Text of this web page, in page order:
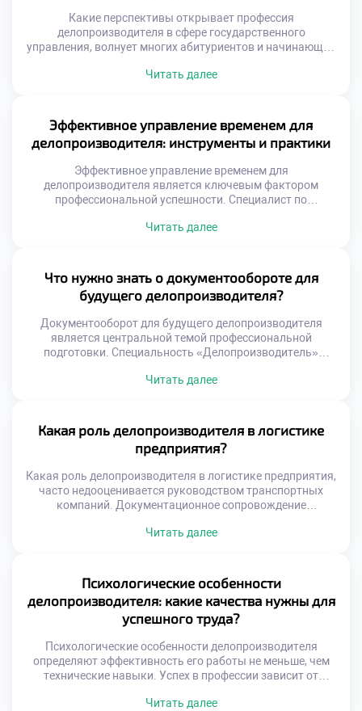
Какие перспективы открывает профессия
делопроизводителя в сфере государственного
управления, волнует многих абитуриентов и начинающих
ассоциируется со стабильностью и социальными
Делопроизводство здесь является фундаментом всей
управленческой вертикали власти. Без качественного
документационного обеспечения функционирование
аппарата невозможно. Специалист выступает связующим
звеном между законом […]
Читать далее
Эффективное управление временем для
делопроизводителя: инструменты и практики
Эффективное управление временем для
делопроизводителя является ключевым фактором
профессиональной успешности. Специалист по
обрабатывает огромные массивы входящей информации.
позволяет сохранять высокую продуктивность без
эмоционального выгорания и стресса. Грамотная
организация личного времени напрямую влияет на
качество документов и скорость реакций. Хаотичная
спешка неизбежно […]
Читать далее
Что нужно знать о документообороте для
будущего делопроизводителя?
Документооборот для будущего делопроизводителя
является центральной темой профессиональной
подготовки. Специальность «Делопроизводитель»
внутри организации. Без этих знаний невозможно
в техникум именно ради освоения данной дисциплины.
Учебный курс раскрывает все тонкости регистрации и
контроля документов. Студенты учатся управлять
Читать далее
Какая роль делопроизводителя в логистике
предприятия?
Какая роль делопроизводителя в логистике предприятия,
часто недооценивается руководством транспортных
компаний. Документационное сопровождение
снабжения. Без грамотного оформления бумаг движение
логистической операции. Его работа напрямую влияет на
скорость доставки и финансовые результаты. Ошибки в
документах ведут к простоям транспорта и штрафам.
Делопроизводитель выступает гарантом […]
Читать далее
Психологические особенности
делопроизводителя: какие качества нужны для
успешного труда?
Психологические особенности делопроизводителя
определяют эффективность его работы не меньше, чем
технические навыки. Успех в профессии зависит от
устойчивости специалиста. Документационное
Читать далее